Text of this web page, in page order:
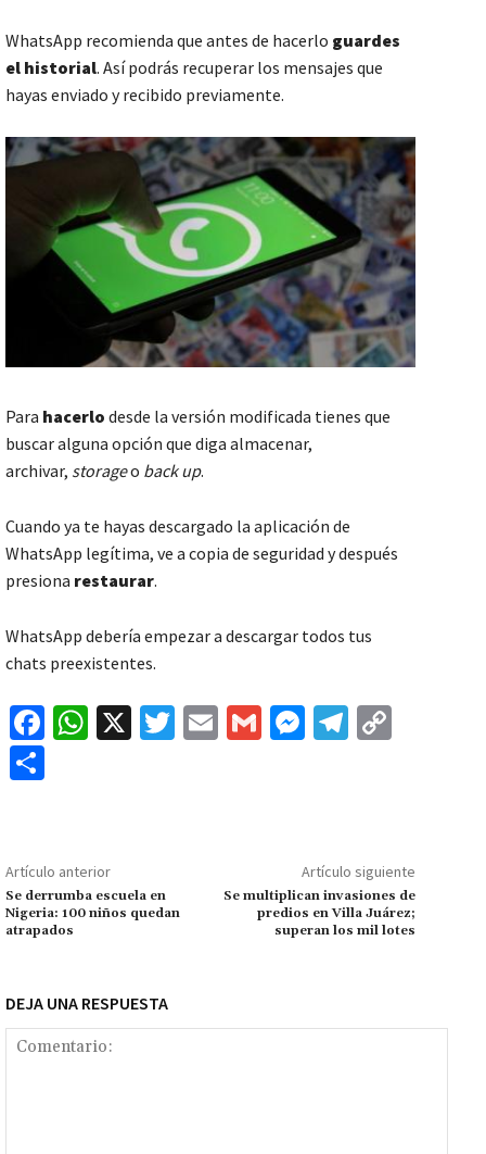
WhatsApp recomienda que antes de hacerlo guardes
el historial. Así podrás recuperar los mensajes que
hayas enviado y recibido previamente.
Para hacerlo desde la versión modificada tienes que
buscar alguna opción que diga almacenar,
archivar, storageo back up.
Cuando ya te hayas descargado la aplicación de
WhatsApp legítima, ve a copia de seguridad y después
presiona restaurar.
WhatsApp debería empezar a descargar todos tus
chats preexistentes.
Fa
o
k
W
p
p
X
T
E
G
M
ge
r
Te
m Li
n
k
p
ar
tir
Artículo anterior
Se derrumba escuela en
Nigeria: 100 niños quedan
atrapados
Artículo siguiente
Se multiplican invasiones de
predios en Villa Juárez;
superan los mil lotes
DEJA UNA RESPUESTA